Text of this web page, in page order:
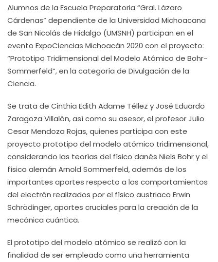
Alumnos de la Escuela Preparatoria “Gral. Lázaro
Cárdenas” dependiente de la Universidad Michoacana
de San Nicolás de Hidalgo (UMSNH) participan en el
evento ExpoCiencias Michoacán 2020 con el proyecto:
“Prototipo Tridimensional del Modelo Atómico de Bohr-
Sommerfeld”, en la categoría de Divulgación de la
Ciencia.
Se trata de Cinthia Edith Adame Téllez y José Eduardo
Zaragoza Villalón, así como su asesor, el profesor Julio
Cesar Mendoza Rojas, quienes participa con este
proyecto prototipo del modelo atómico tridimensional,
considerando las teorías del físico danés Niels Bohr y el
físico alemán Arnold Sommerfeld, además de los
importantes aportes respecto a los comportamientos
del electrón realizados por el físico austriaco Erwin
Schrödinger, aportes cruciales para la creación de la
mecánica cuántica.
El prototipo del modelo atómico se realizó con la
finalidad de ser empleado como una herramienta